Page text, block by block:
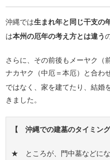
沖縄では生まれ年と同じ干支の
は本州の厄年の考え方とは違う
さらに、その前後もメーヤク（
ナカヤク（中厄＝本厄）と合わ
ではなく、家を建てたり、結婚
きました。
【 沖縄での建墓のタイミン
★ ところが、門中墓などにな